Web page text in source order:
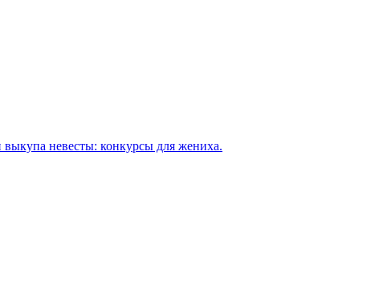
невесты: конкурсы для жениха.